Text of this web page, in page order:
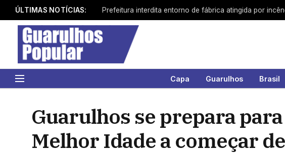
ÚLTIMAS NOTÍCIAS:
Capa Guarulhos Brasil
Guarulhos se prepara
Melhor Idade a começar